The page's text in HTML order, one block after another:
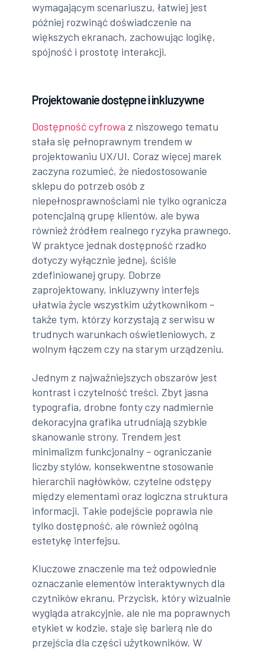
wymagającym scenariuszu, łatwiej jest
później rozwinąć doświadczenie na
większych ekranach, zachowując logikę,
spójność i prostotę interakcji.
Projektowanie dostępne i inkluzywne
Dostępność cyfrowa z niszowego tematu
stała się pełnoprawnym trendem w
projektowaniu UX/UI. Coraz więcej marek
zaczyna rozumieć, że niedostosowanie
sklepu do potrzeb osób z
niepełnosprawnościami nie tylko ogranicza
potencjalną grupę klientów, ale bywa
również źródłem realnego ryzyka prawnego.
W praktyce jednak dostępność rzadko
dotyczy wyłącznie jednej, ściśle
zdefiniowanej grupy. Dobrze
zaprojektowany, inkluzywny interfejs
ułatwia życie wszystkim użytkownikom –
także tym, którzy korzystają z serwisu w
trudnych warunkach oświetleniowych, z
wolnym łączem czy na starym urządzeniu.
Jednym z najważniejszych obszarów jest
kontrast i czytelność treści. Zbyt jasna
typografia, drobne fonty czy nadmiernie
dekoracyjna grafika utrudniają szybkie
skanowanie strony. Trendem jest
minimalizm funkcjonalny – ograniczanie
liczby stylów, konsekwentne stosowanie
hierarchii nagłówków, czytelne odstępy
między elementami oraz logiczna struktura
informacji. Takie podejście poprawia nie
tylko dostępność, ale również ogólną
estetykę interfejsu.
Kluczowe znaczenie ma też odpowiednie
oznaczanie elementów interaktywnych dla
czytników ekranu. Przycisk, który wizualnie
wygląda atrakcyjnie, ale nie ma poprawnych
etykiet w kodzie, staje się barierą nie do
przejścia dla części użytkowników. W